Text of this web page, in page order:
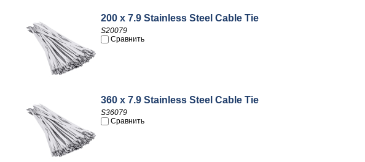
200 x 7.9 Stainless Steel Cable Tie
S20079
Сравнить
360 x 7.9 Stainless Steel Cable Tie
S36079
Сравнить